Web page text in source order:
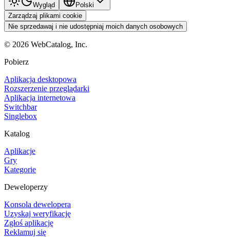
Wygląd
Polski
Zarządzaj plikami cookie
Nie sprzedawaj i nie udostępniaj moich danych osobowych
© 2026 WebCatalog, Inc.
Pobierz
Aplikacja desktopowa
Rozszerzenie przeglądarki
Aplikacja internetowa
Switchbar
Singlebox
Katalog
Aplikacje
Gry
Kategorie
Deweloperzy
Konsola dewelopera
Uzyskaj weryfikację
Zgłoś aplikację
Reklamuj się